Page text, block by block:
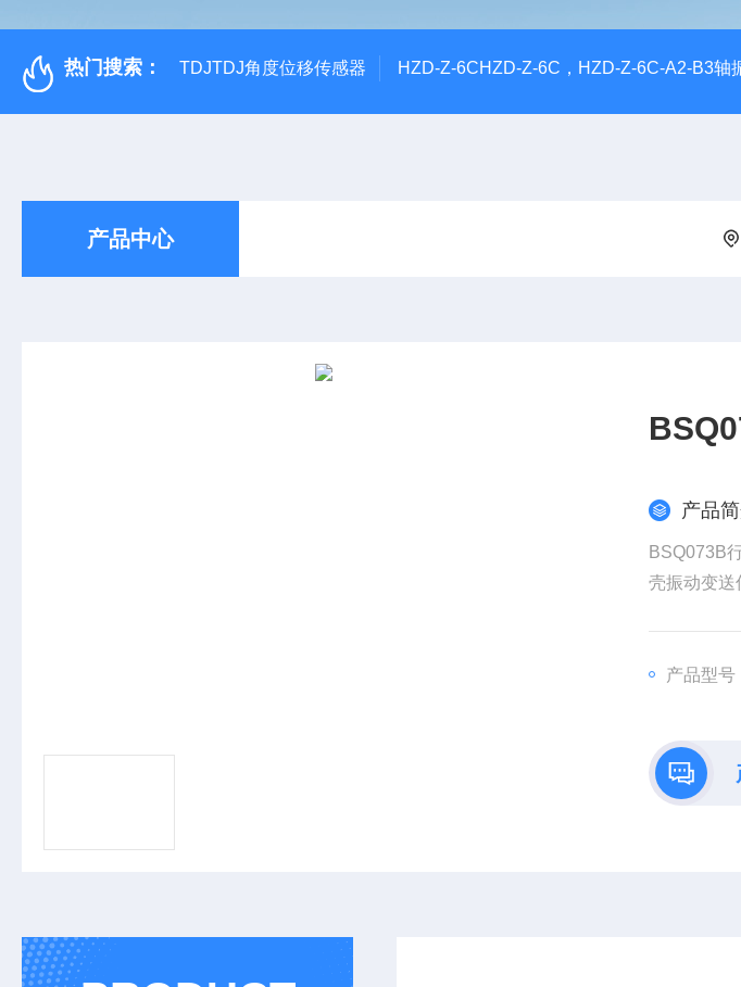
热门搜索： TDJTDJ角度位移传感器 HZD-Z-6CHZD-Z-6C，HZD-Z-6C-A2-B3轴
产品中心
产品
BSQ073B
壳振动变送
产品型号